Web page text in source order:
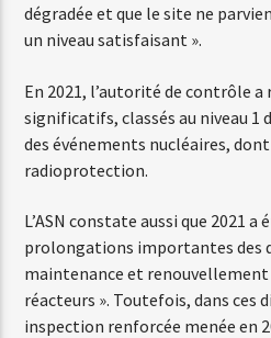
dégradée et que le site ne
un niveau satisfaisant ».
En 2021, l’autorité de contrôle a
significatifs, classés au niveau 1
des événements nucléaires,
radioprotection.
L’ASN constate aussi que 2021 a
prolongations importantes des
maintenance et
réacteurs ». Toutefois, dans ces
inspection renforcée menée en